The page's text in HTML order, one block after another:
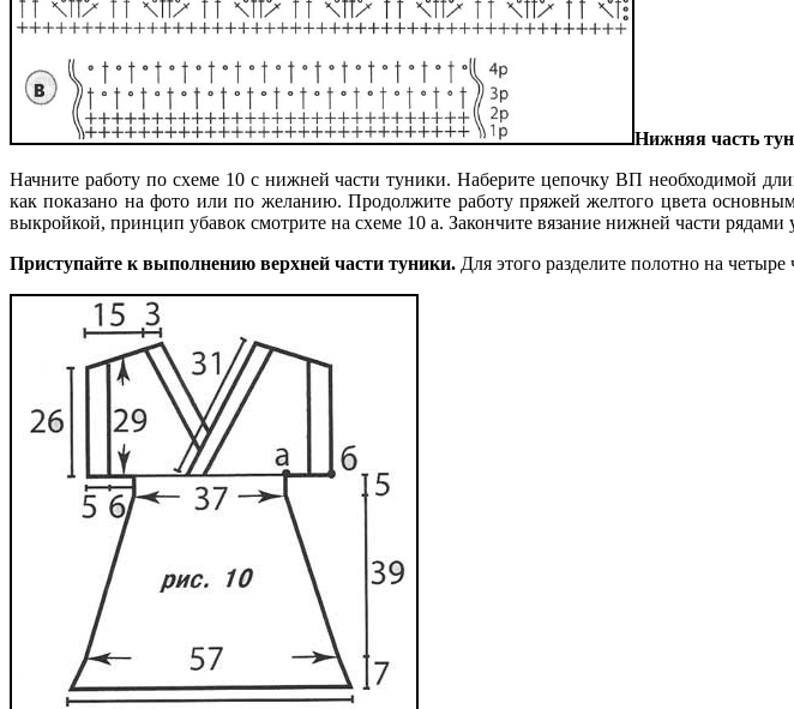
Нижняя часть
Начните работу по схеме 10 с нижней части туники. Наберите цепочку ВП необходимой
как показано на фото или по желанию. Продолжите работу пряжей желтого цвета
выкройкой, принцип убавок смотрите на схеме 10 а. Закончите вязание нижней части
Приступайте к выполнению верхней части туники. Для этого разделите полотно на